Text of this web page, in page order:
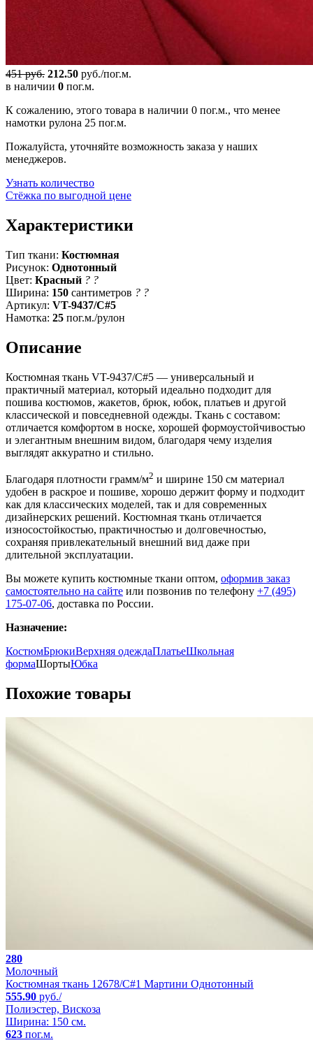
451 руб. 212.50 руб./пог.м.
в наличии 0 пог.м.
К сожалению, этого товара в наличии 0 пог.м., что менее
намотки рулона 25 пог.м.
Пожалуйста, уточняйте возможность заказа у наших
менеджеров.
Узнать количество
Стёжка по выгодной цене
Характеристики
Тип ткани: Костюмная
Рисунок: Однотонный
Цвет: Красный ? ?
Ширина: 150 сантиметров ? ?
Артикул: VT-9437/C#5
Намотка: 25 пог.м./рулон
Описание
Костюмная ткань VT-9437/C#5 — универсальный и
практичный материал, который идеально подходит для
пошива костюмов, жакетов, брюк, юбок, платьев и другой
классической и повседневной одежды. Ткань с составом:
отличается комфортом в носке, хорошей формоустойчивостью
и элегантным внешним видом, благодаря чему изделия
выглядят аккуратно и стильно.
Благодаря плотности грамм/м2 и ширине 150 см материал
удобен в раскрое и пошиве, хорошо держит форму и подходит
как для классических моделей, так и для современных
дизайнерских решений. Костюмная ткань отличается
износостойкостью, практичностью и долговечностью,
сохраняя привлекательный внешний вид даже при
длительной эксплуатации.
Вы можете купить костюмные ткани оптом, оформив заказ
самостоятельно на сайте или позвонив по телефону +7 (495)
175-07-06, доставка по России.
Назначение:
КостюмБрюкиВерхняя одеждаПлатьеШкольная
формаШортыЮбка
Похожие товары
280
Молочный
Костюмная ткань 12678/C#1 Мартини Однотонный
555.90 руб./
Полиэстер, Вискоза
Ширина: 150 см.
623 пог.м.